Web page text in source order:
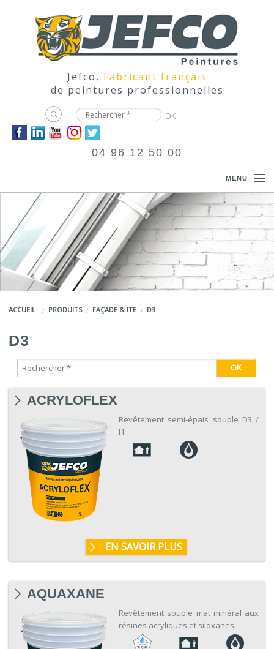
Jefco, Fabricant français
de peintures professionnelles
04 96 12 50 00
MENU
ACCUEIL
PRODUITS
DOCUMENTATIONS
COULEURS
LA MARQUE JEFCO®
ACCUEIL PRODUITS FAÇADE & ITE D3
D3
ACRYLOFLEX
Revêtement semi-épais souple D3 /
I1
EN SAVOIR PLUS
AQUAXANE
Revêtement souple mat minéral aux
résines acryliques et siloxanes.